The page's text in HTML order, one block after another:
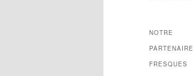
NOTRE
PARTENAIRE
FRESQUES